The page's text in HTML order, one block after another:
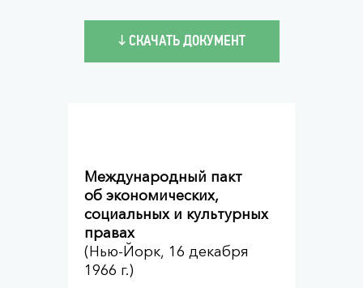
↓ СКАЧАТЬ ДОКУМЕНТ
Международный пакт
об экономических,
социальных и культурных
правах
(Нью-Йорк, 16 декабря
1966 г.)